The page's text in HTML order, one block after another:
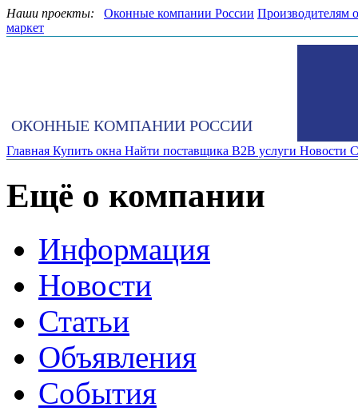
Наши проекты: Оконные компании России Производителям
маркет
ОКОННЫЕ КОМПАНИИ РОССИИ
Главная Купить окна Найти поставщика B2B услуги Новости
Ещё о компании
Информация
Новости
Статьи
Объявления
События